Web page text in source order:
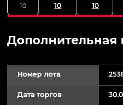
10 10 10
Номер лота
Дата торгов